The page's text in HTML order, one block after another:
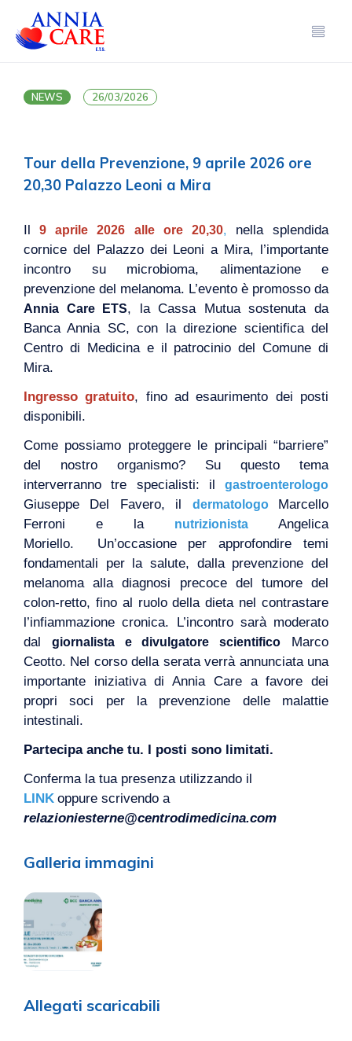
NEWS 26/03/2026
Tour della Prevenzione, 9 aprile 2026 ore
20,30 Palazzo Leoni a Mira
Il 9 aprile 2026 alle ore 20,30,
nella splendida
cornice del Palazzo dei Leoni a Mira, l’importante
incontro su microbioma, alimentazione e
prevenzione del melanoma. L’evento è promosso da
Annia Care ETS, la Cassa Mutua sostenuta da
Banca Annia SC, con la direzione scientifica del
Centro di Medicina e il patrocinio del Comune di
Mira.
Ingresso gratuito, fino ad esaurimento dei posti
disponibili.
Come possiamo proteggere le principali “barriere”
del nostro organismo? Su questo tema
interverranno tre specialisti: il gastroenterologo
Giuseppe Del Favero, il dermatologo
Marcello
Ferroni e la
nutrizionista
Angelica
Moriello. Un’occasione per approfondire temi
fondamentali per la salute, dalla prevenzione del
melanoma alla diagnosi precoce del tumore del
colon-retto, fino al ruolo della dieta nel contrastare
l’infiammazione cronica. L’incontro sarà moderato
dal giornalista e divulgatore scientifico
Marco
Ceotto. Nel corso della serata verrà annunciata una
importante iniziativa di Annia Care a favore dei
propri soci per la prevenzione delle malattie
intestinali.
Partecipa anche tu. I posti sono limitati.
Conferma la tua presenza utilizzando il
LINK oppure scrivendo a
relazioniesterne@centrodimedicina.com
Galleria immagini
Allegati scaricabili